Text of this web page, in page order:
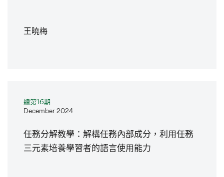
王曉梅
總第16期
December 2024
任務分解教學：解構任務內部成分，利用任務
三元素培養學習者的語言使用能力